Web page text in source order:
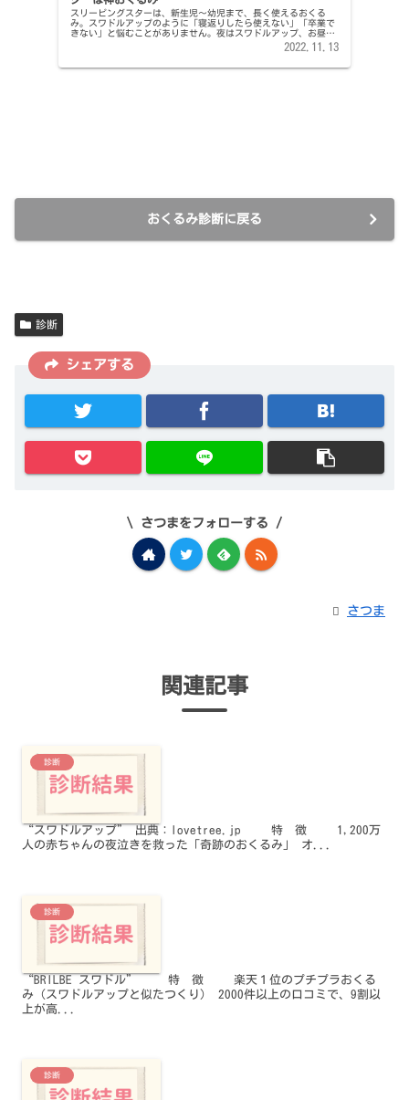
スリーピングスターは、新生児～幼児まで、長く使えるおくる
み。スワドルアップのように「寝返りしたら使えない」「卒業で
きない」と悩むことがありません。夜はスワドルアップ、お昼寝
2022.11.13
おくるみ診断に戻る
診断
シェアする
さつまをフォローする
さつま
関連記事
診断
“スワドルアップ” 出典：lovetree.jp 特 徴 1,200万
人の赤ちゃんの夜泣きを救った「奇跡のおくるみ」 オ...
診断
“BRILBE スワドル” 特 徴 楽天１位のプチプラおくる
み（スワドルアップと似たつくり） 2000件以上の口コミで、9割以
上が高...
診断